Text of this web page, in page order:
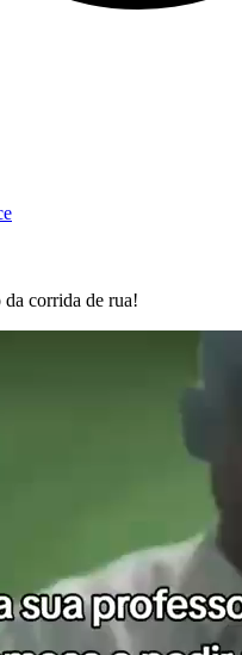
da corrida de rua!